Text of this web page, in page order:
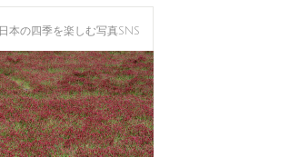
日本の四季を楽しむ写真SNS